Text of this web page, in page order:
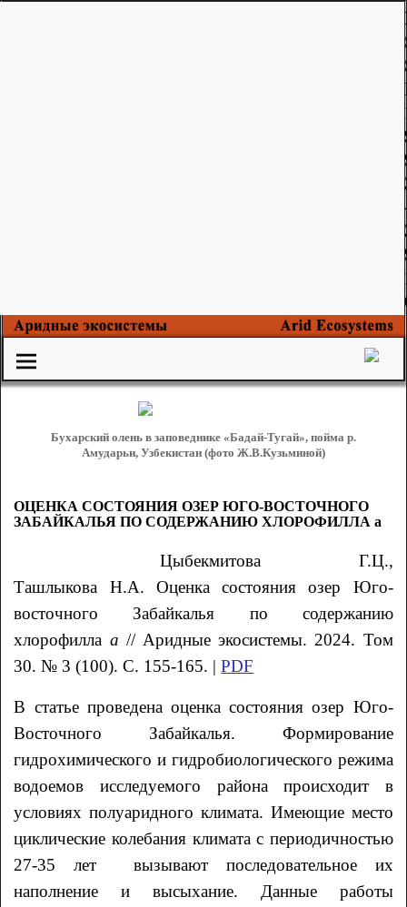
Бухарский олень в заповеднике «Бадай-Тугай», пойма р.
Амударьи, Узбекистан (фото Ж.В.Кузьминой)
ОЦЕНКА СОСТОЯНИЯ ОЗЕР ЮГО-ВОСТОЧНОГО
ЗАБАЙКАЛЬЯ ПО СОДЕРЖАНИЮ ХЛОРОФИЛЛА а
Цыбекмитова Г.Ц.,
Ташлыкова Н.А. Оценка состояния озер Юго-
восточного Забайкалья по содержанию
хлорофилла а // Аридные экосистемы. 2024. Том
30. № 3 (100). С. 155-165. |PDF
В статье проведена оценка состояния озер Юго-
Восточного Забайкалья. Формирование
гидрохимического и гидробиологического режима
водоемов исследуемого района происходит в
условиях полуаридного климата. Имеющие место
циклические колебания климата с периодичностью
27-35 лет вызывают последовательное их
наполнение и высыхание. Данные работы